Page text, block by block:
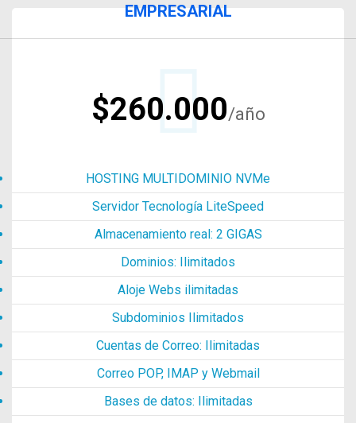
EMPRESARIAL
$260.000/año
HOSTING MULTIDOMINIO NVMe
Servidor Tecnología LiteSpeed
Almacenamiento real: 2 GIGAS
Dominios: Ilimitados
Aloje Webs ilimitadas
Subdominios Ilimitados
Cuentas de Correo: Ilimitadas
Correo POP, IMAP y Webmail
Bases de datos: Ilimitadas